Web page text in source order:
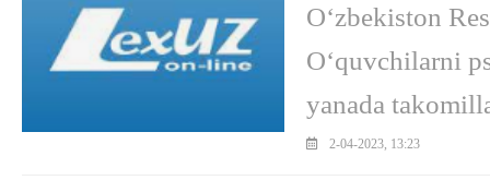
O‘zbekiston
O‘quvchilarni
yanada
Prezidentining
2-04-2023, 13:23